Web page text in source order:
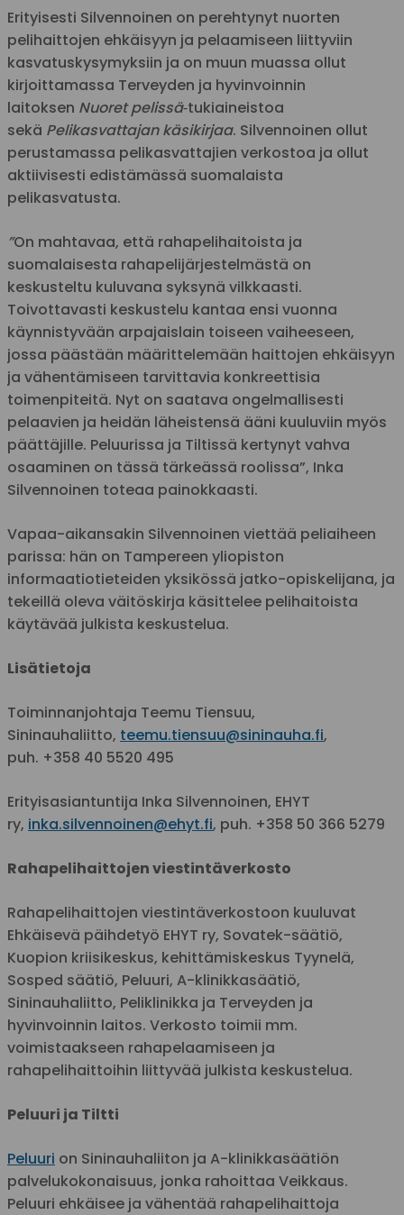
Erityisesti Silvennoinen on perehtynyt nuorten
pelihaittojen ehkäisyyn ja pelaamiseen liittyviin
kasvatuskysymyksiin ja on muun muassa ollut
kirjoittamassa Terveyden ja hyvinvoinnin
laitoksen Nuoret pelissä‑tukiaineistoa
sekä Pelikasvattajan käsikirjaa. Silvennoinen ollut
perustamassa pelikasvattajien verkostoa ja ollut
aktiivisesti edistämässä suomalaista
pelikasvatusta.
”On mahtavaa, että rahapelihaitoista ja
suomalaisesta rahapelijärjestelmästä on
keskusteltu kuluvana syksynä vilkkaasti.
Toivottavasti keskustelu kantaa ensi vuonna
käynnistyvään arpajaislain toiseen vaiheeseen,
jossa päästään määrittelemään haittojen ehkäisyyn
ja vähentämiseen tarvittavia konkreettisia
toimenpiteitä. Nyt on saatava ongelmallisesti
pelaavien ja heidän läheistensä ääni kuuluviin myös
päättäjille. Peluurissa ja Tiltissä kertynyt vahva
osaaminen on tässä tärkeässä roolissa”, Inka
Silvennoinen toteaa painokkaasti.
Vapaa-aikansakin Silvennoinen viettää peliaiheen
parissa: hän on Tampereen yliopiston
informaatiotieteiden yksikössä jatko-opiskelijana, ja
tekeillä oleva väitöskirja käsittelee pelihaitoista
käytävää julkista keskustelua.
Lisätietoja
Toiminnanjohtaja Teemu Tiensuu,
Sininauhaliitto, teemu.tiensuu@sininauha.fi,
puh. +358 40 5520 495
Erityisasiantuntija Inka Silvennoinen, EHYT
ry, inka.silvennoinen@ehyt.fi, puh. +358 50 366 5279
Rahapelihaittojen viestintäverkosto
Rahapelihaittojen viestintäverkostoon kuuluvat
Ehkäisevä päihdetyö EHYT ry, Sovatek-säätiö,
Kuopion kriisikeskus, kehittämiskeskus Tyynelä,
Sosped säätiö, Peluuri, A-klinikkasäätiö,
Sininauhaliitto, Peliklinikka ja Terveyden ja
hyvinvoinnin laitos. Verkosto toimii mm.
voimistaakseen rahapelaamiseen ja
rahapelihaittoihin liittyvää julkista keskustelua.
Peluuri ja Tiltti
Peluuri on Sininauhaliiton ja A-klinikkasäätiön
palvelukokonaisuus, jonka rahoittaa Veikkaus.
Peluuri ehkäisee ja vähentää rahapelihaittoja